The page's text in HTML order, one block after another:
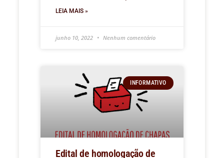
LEIA MAIS »
junho 10, 2022 Nenhum comentário
INFORMATIVO
Edital de homologação de